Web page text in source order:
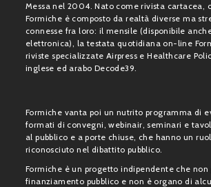
Messa nel 2004. Nato come rivista cartacea,
Formiche è composto da realtà diverse ma
connesse fra loro: il mensile (disponibile
elettronica), la testata quotidiana on-line
riviste specializzate Airpress e Healthcare
inglese ed arabo Decode39.
Formiche vanta poi un nutrito programma di
formati di convegni, webinair, seminari e
al pubblico e a porte chiuse, che hanno un
riconosciuto nel dibattito pubblico.
Formiche è un progetto indipendente che non
finanziamento pubblico e non è organo di